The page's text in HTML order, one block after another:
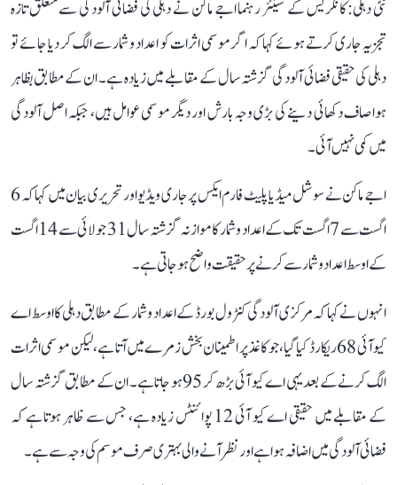
نئی دہلی: کانگریس کے سینئر رہنما اجے ماکن نے دہلی کی فضائی آلودگی سے متعلق تازہ
تجزیہ جاری کرتے ہوئے کہا کہ اگر موسمی اثرات کو اعداد و شمار سے الگ کر دیا جائے تو
دہلی کی حقیقی فضائی آلودگی گزشتہ سال کے مقابلے میں زیادہ ہے۔ ان کے مطابق بظاہر
ہوا صاف دکھائی دینے کی بڑی وجہ بارش اور دیگر موسمی عوامل ہیں، جبکہ اصل آلودگی
میں کمی نہیں آئی۔
اجے ماکن نے سوشل میڈیا پلیٹ فارم ایکس پر جاری ویڈیو اور تحریری بیان میں کہا کہ 6
اگست سے 7 اگست تک کے اعداد و شمار کا موازنہ گزشتہ سال 31 جولائی سے 14 اگست
کے اوسط اعداد و شمار سے کرنے پر حقیقت واضح ہو جاتی ہے۔
انہوں نے کہا کہ مرکزی آلودگی کنٹرول بورڈ کے اعداد و شمار کے مطابق دہلی کا اوسط اے
کیو آئی 68 ریکارڈ کیا گیا، جو کاغذ پر اطمینان بخش زمرے میں آتا ہے، لیکن موسمی اثرات
الگ کرنے کے بعد یہی اے کیو آئی بڑھ کر 95 ہو جاتا ہے۔ ان کے مطابق گزشتہ سال
کے مقابلے میں حقیقی اے کیو آئی 12 پوائنٹس زیادہ ہے، جس سے ظاہر ہوتا ہے کہ
فضائی آلودگی میں اضافہ ہوا ہے اور نظر آنے والی بہتری صرف موسم کی وجہ سے ہے۔